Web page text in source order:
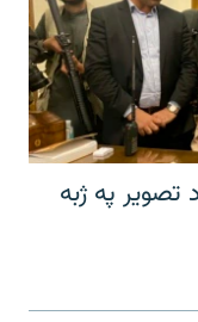
تصویر په ژبه